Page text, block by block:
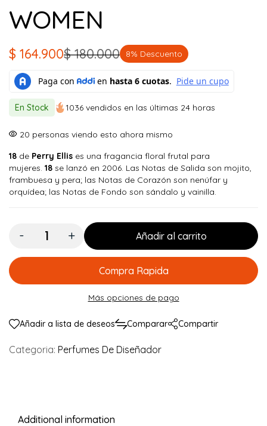
WOMEN
$180.000
El
precio
original
era:
$ 180.000.
$ 164.900
El
precio
actual
es:
$ 164.900.
8% Descuento
En Stock 1036 vendidos en las últimas 24 horas
20 personas viendo esto ahora mismo
18 de Perry Ellis es una fragancia floral frutal para
mujeres. 18 se lanzó en 2006. Las Notas de Salida son mojito,
frambuesa y pera; las Notas de Corazón son nenúfar y
orquídea; las Notas de Fondo son sándalo y vainilla.
Cantidad:
Añadir al carrito
Compra Rapida
Más opciones de pago
Añadir a lista de deseos Comparar Compartir
Categoria: Perfumes De Diseñador
Additional information